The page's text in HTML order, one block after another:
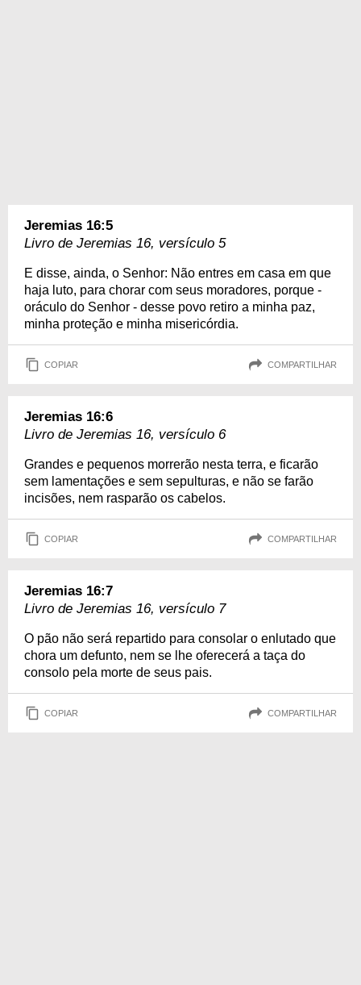
Jeremias 16:5
Livro de Jeremias 16, versículo 5
E disse, ainda, o Senhor: Não entres em casa em que
haja luto, para chorar com seus moradores, porque -
oráculo do Senhor - desse povo retiro a minha paz,
minha proteção e minha misericórdia.
COPIAR COMPARTILHAR
Jeremias 16:6
Livro de Jeremias 16, versículo 6
Grandes e pequenos morrerão nesta terra, e ficarão
sem lamentações e sem sepulturas, e não se farão
incisões, nem rasparão os cabelos.
COPIAR COMPARTILHAR
Jeremias 16:7
Livro de Jeremias 16, versículo 7
O pão não será repartido para consolar o enlutado que
chora um defunto, nem se lhe oferecerá a taça do
consolo pela morte de seus pais.
COPIAR COMPARTILHAR